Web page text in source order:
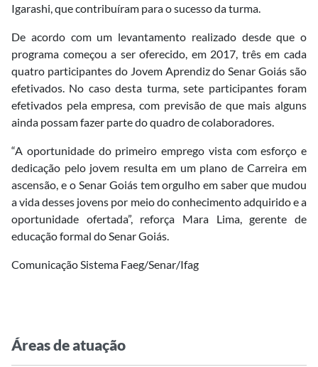
Igarashi, que contribuíram para o sucesso da turma.
De acordo com um levantamento realizado desde que o
programa começou a ser oferecido, em 2017, três em cada
quatro participantes do Jovem Aprendiz do Senar Goiás são
efetivados. No caso desta turma, sete participantes foram
efetivados pela empresa, com previsão de que mais alguns
ainda possam fazer parte do quadro de colaboradores.
“A oportunidade do primeiro emprego vista com esforço e
dedicação pelo jovem resulta em um plano de Carreira em
ascensão, e o Senar Goiás tem orgulho em saber que mudou
a vida desses jovens por meio do conhecimento adquirido e a
oportunidade ofertada”, reforça Mara Lima, gerente de
educação formal do Senar Goiás.
Comunicação Sistema Faeg/Senar/Ifag
Áreas de atuação